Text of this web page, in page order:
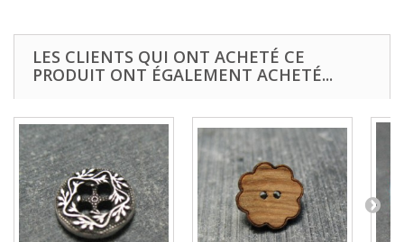
LES CLIENTS QUI ONT ACHETÉ CE
PRODUIT ONT ÉGALEMENT ACHETÉ...